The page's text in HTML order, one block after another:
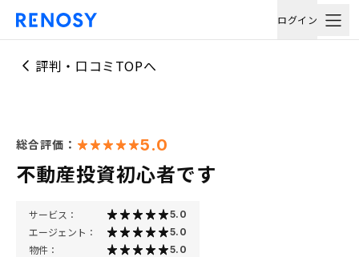
ログイン
評判・口コミTOPへ
総合評価： 5.0
不動産投資初心者です
サービス： 5.0
エージェント： 5.0
物件： 5.0